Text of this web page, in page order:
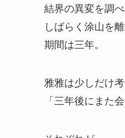
結界の異変を調べ
しばらく涂山を
期間は三年。
雅雅は少しだけ考
「三年後にまた